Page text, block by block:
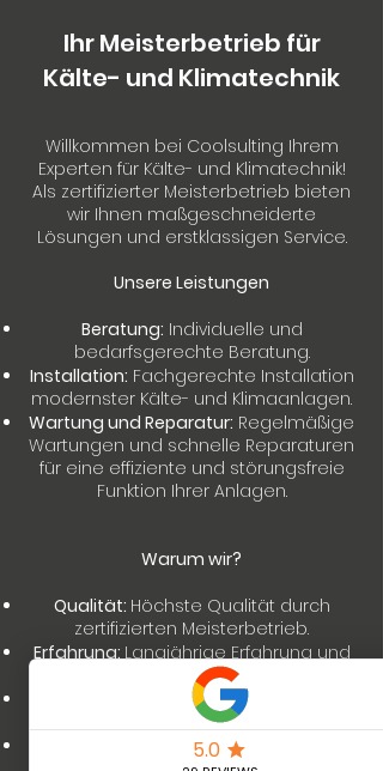
Ihr Meisterbetrieb für
Kälte- und Klimatechnik
Willkommen bei Coolsulting Ihrem
Experten für Kälte- und Klimatechnik!
Als zertifizierter Meisterbetrieb bieten
wir Ihnen maßgeschneiderte
Lösungen und erstklassigen Service.
Unsere Leistungen
Beratung: Individuelle und
bedarfsgerechte Beratung.
Installation: Fachgerechte Installation
modernster Kälte- und Klimaanlagen.
Wartung und Reparatur: Regelmäßige
Wartungen und schnelle Reparaturen
für eine effiziente und störungsfreie
Funktion Ihrer Anlagen.
Warum wir?
Qualität: Höchste Qualität durch
zertifizierten Meisterbetrieb.
Erfahrung:Langjährige Erfahrung und
Fachkompetenz.
Kundenzufriedenheit:Ihr Vertrauen
und Ihre Zufriedenheit sind unser Ziel.
Umweltfreundlich:Einsatz